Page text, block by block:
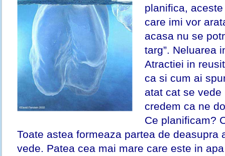
planifica,
care imi vor
acasa nu se
targ”. Neluarea
Atractiei in
ca si cum ai
atat cat se
credem ca ne
Ce planificam?
Toate astea formeaza partea de deasupra
vede. Patea cea mai mare care este in